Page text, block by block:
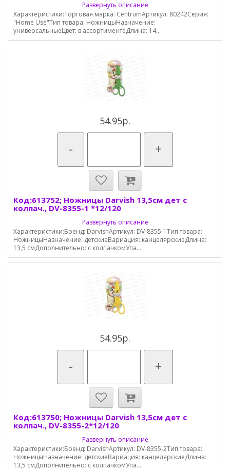
Развернуть описание
Характеристики:Торговая марка: CentrumАртикул: 80242Серия:
"Home Use"Тип товара: НожницыНазначение:
универсальныеЦвет: в ассортиментеДлина: 14...
54.95р.
- +
Код:613752; Ножницы Darvish 13,5см дет с
колпач., DV-8355-1 *12/120
Развернуть описание
Характеристики:Бренд: DarvishАртикул: DV-8355-1Тип товара:
НожницыНазначение: детскиеВариация: канцелярскиеДлина:
13,5 смДополнительно: с колпачкомУпа...
54.95р.
- +
Код:613750; Ножницы Darvish 13,5см дет с
колпач., DV-8355-2*12/120
Развернуть описание
Характеристики:Бренд: DarvishАртикул: DV-8355-2Тип товара:
НожницыНазначение: детскиеВариация: канцелярскиеДлина:
13,5 смДополнительно: с колпачкомУпа...